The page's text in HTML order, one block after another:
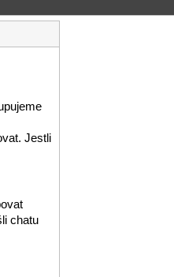
Jestli
chatu